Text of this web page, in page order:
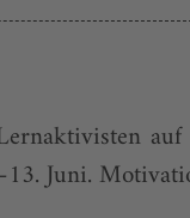
Juni.